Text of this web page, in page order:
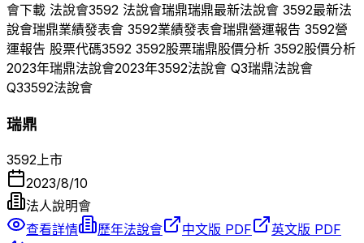
會下載 法說會3592 法說會瑞鼎瑞鼎最新法說會 3592最新法
說會瑞鼎業績發表會 3592業績發表會瑞鼎營運報告 3592營
運報告 股票代碼3592 3592股票瑞鼎股價分析 3592股價分析
2023年瑞鼎法說會2023年3592法說會 Q3瑞鼎法說會
Q33592法說會
瑞鼎
3592 上市
2023/8/10
法人說明會
查看詳情
歷年法說會 中文版 PDF
英文版 PDF